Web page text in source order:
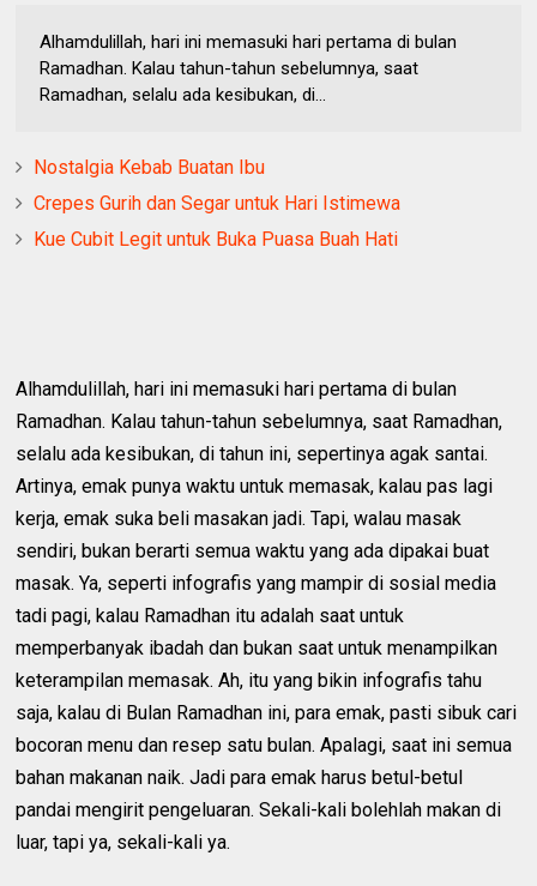
Alhamdulillah, hari ini memasuki hari pertama di bulan
Ramadhan. Kalau tahun-tahun sebelumnya, saat
Ramadhan, selalu ada kesibukan, di...
Nostalgia Kebab Buatan Ibu
Crepes Gurih dan Segar untuk Hari Istimewa
Kue Cubit Legit untuk Buka Puasa Buah Hati
Alhamdulillah, hari ini memasuki hari pertama di bulan
Ramadhan. Kalau tahun-tahun sebelumnya, saat Ramadhan,
selalu ada kesibukan, di tahun ini, sepertinya agak santai.
Artinya, emak punya waktu untuk memasak, kalau pas lagi
kerja, emak suka beli masakan jadi. Tapi, walau masak
sendiri, bukan berarti semua waktu yang ada dipakai buat
masak. Ya, seperti infografis yang mampir di sosial media
tadi pagi, kalau Ramadhan itu adalah saat untuk
memperbanyak ibadah dan bukan saat untuk menampilkan
keterampilan memasak. Ah, itu yang bikin infografis tahu
saja, kalau di Bulan Ramadhan ini, para emak, pasti sibuk cari
bocoran menu dan resep satu bulan. Apalagi, saat ini semua
bahan makanan naik. Jadi para emak harus betul-betul
pandai mengirit pengeluaran. Sekali-kali bolehlah makan di
luar, tapi ya, sekali-kali ya.